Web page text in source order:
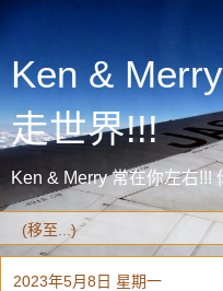
Ken &
走世界!!!
Ken & Merry 常在你左右!!!
2023年5月8日 星期一